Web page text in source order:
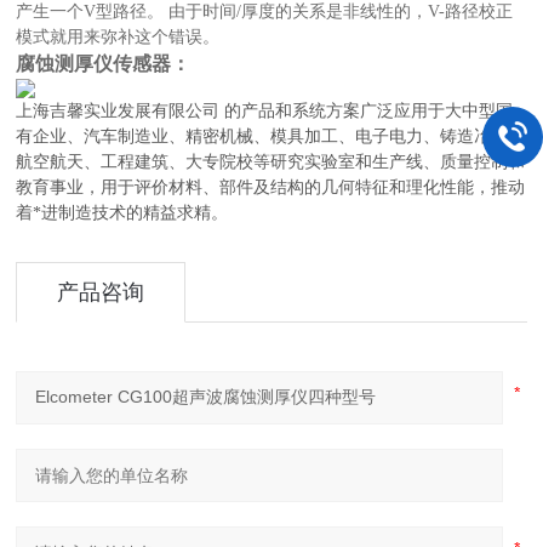
产生一个V型路径。 由于时间/厚度的关系是非线性的，V-路径校正
模式就用来弥补这个错误。
腐蚀测厚仪传感器：
上海吉馨实业发展有限公司 的产品和系统方案广泛应用于大中型国
有企业、汽车制造业、精密机械、模具加工、电子电力、铸造冶金、
航空航天、工程建筑、大专院校等研究实验室和生产线、质量控制和
教育事业，用于评价材料、部件及结构的几何特征和理化性能，推动
着*进制造技术的精益求精。
产品咨询